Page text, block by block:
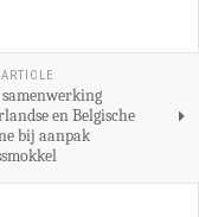
en Belgische
bij aanpak